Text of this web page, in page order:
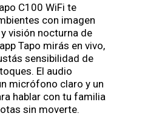
C100 WiFi te
con imagen
visión nocturna de
Tapo mirás en vivo,
sensibilidad de
El audio
micrófono claro y un
hablar con tu familia
sin moverte.